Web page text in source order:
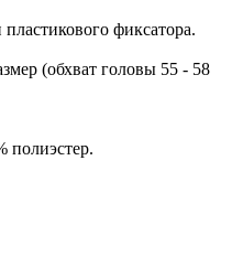
фиксатора.
(обхват головы 55 - 58
полиэстер.